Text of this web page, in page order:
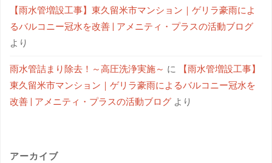
【雨水管増設工事】東久留米市マンション｜ゲリラ豪雨によ
るバルコニー冠水を改善 | アメニティ・プラスの活動ブログ
より
雨水管詰まり除去！～高圧洗浄実施～ に
【雨水管増設工事】
東久留米市マンション｜ゲリラ豪雨によるバルコニー冠水を
改善 | アメニティ・プラスの活動ブログ より
アーカイブ